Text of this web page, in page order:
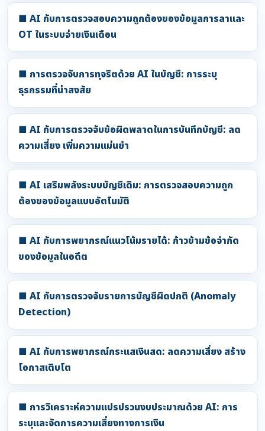
■ AI กับการตรวจสอบความถูกต้องของข้อมูลการลาและ
OT ในระบบจ่ายเงินเดือน
■ การตรวจจับการทุจริตด้วย AI ในบัญชี: การระบุ
ธุรกรรมที่น่าสงสัย
■ AI กับการตรวจจับข้อผิดพลาดในการบันทึกบัญชี: ลด
ความเสี่ยง เพิ่มความแม่นยำ
■ AI เสริมพลังระบบบัญชีเดิม: การตรวจสอบความถูก
ต้องของข้อมูลแบบอัตโนมัติ
■ AI กับการพยากรณ์แนวโน้มรายได้: ก้าวข้ามข้อจำกัด
ของข้อมูลในอดีต
■ AI กับการตรวจจับรายการบัญชีผิดปกติ (Anomaly
Detection)
■ AI กับการพยากรณ์กระแสเงินสด: ลดความเสี่ยง สร้าง
โอกาสเติบโต
■ การวิเคราะห์ความแปรปรวนงบประมาณด้วย AI: การ
ระบุและจัดการความเสี่ยงทางการเงิน